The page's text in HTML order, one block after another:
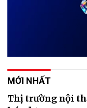
MỚI NHẤT
Thị trường nội